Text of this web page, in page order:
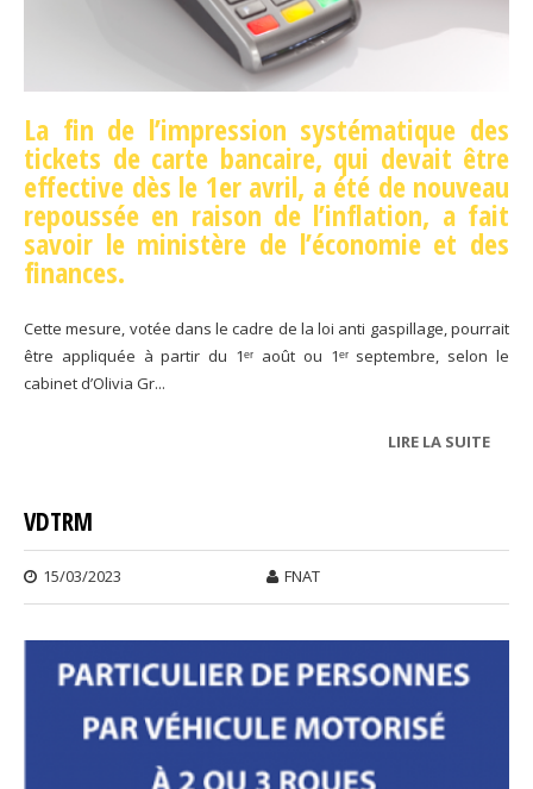
La fin de l’impression systématique des
tickets de carte bancaire, qui devait être
effective dès le 1er avril, a été de nouveau
repoussée en raison de l’inflation, a fait
savoir le ministère de l’économie et des
finances.
Cette mesure, votée dans le cadre de la loi anti gaspillage, pourrait
être appliquée à partir du 1ᵉʳ août ou 1ᵉʳ septembre, selon le
cabinet d’Olivia Gr...
LIRE LA SUITEDE
À
VDTRM
15/03/2023 FNAT